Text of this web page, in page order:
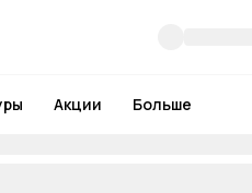
Акции Больше